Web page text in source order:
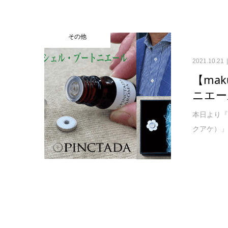
その他
2021.10.21
【
ニエ
本日より
クアケ）